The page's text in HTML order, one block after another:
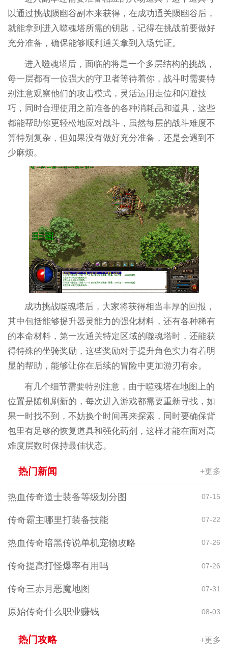
以通过挑战陨幽谷副本来获得，在成功通关陨幽谷后，
就能拿到进入噬魂塔所需的钥匙，记得在挑战前要做好
充分准备，确保能够顺利通关拿到入场凭证。
进入噬魂塔后，面临的将是一个多层结构的挑战，
每一层都有一位强大的守卫者等待着你，战斗时需要特
别注意观察他们的攻击模式，灵活运用走位和闪避技
巧，同时合理使用之前准备的各种消耗品和道具，这些
都能帮助你更轻松地应对战斗，虽然每层的战斗难度不
算特别复杂，但如果没有做好充分准备，还是会遇到不
少麻烦。
成功挑战噬魂塔后，大家将获得相当丰厚的回报，
其中包括能够提升器灵能力的强化材料，还有各种稀有
的本命材料，第一次通关特定区域的噬魂塔时，还能获
得特殊的坐骑奖励，这些奖励对于提升角色实力有着明
显的帮助，能够让你在后续的冒险中更加游刃有余。
有几个细节需要特别注意，由于噬魂塔在地图上的
位置是随机刷新的，每次进入游戏都需要重新寻找，如
果一时找不到，不妨换个时间再来探索，同时要确保背
包里有足够的恢复道具和强化药剂，这样才能在面对高
难度层数时保持最佳状态。
热门新闻 +更多
热血传奇道士装备等级划分图 07-15
传奇霸主哪里打装备技能 07-22
热血传奇暗黑传说单机宠物攻略 07-26
传奇提高打怪爆率有用吗 07-26
传奇三赤月恶魔地图 07-31
原始传奇什么职业赚钱 08-03
热门攻略 +更多